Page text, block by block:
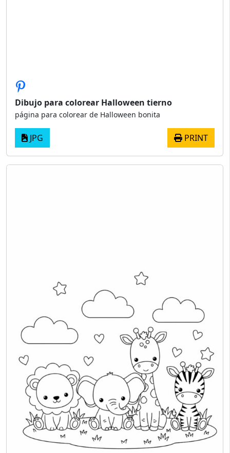
Dibujo para colorear Halloween tierno
página para colorear de Halloween bonita
JPG PRINT